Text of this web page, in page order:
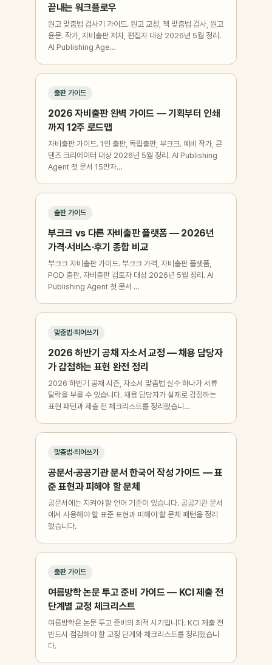
끝내는 워크플로우
원고 맞춤법 검사기 가이드. 원고 교정, 책 맞춤법 검사, 원고
윤문. 작가, 자비출판 저자, 편집자 대상 2026년 5월 정리.
AI Publishing Age…
출판 가이드
2026 자비출판 완벽 가이드 — 기획부터 인쇄
까지 12주 로드맵
자비출판 가이드. 1인 출판, 독립출판, 부크크. 예비 작가, 콘
텐츠 크리에이터 대상 2026년 5월 정리. AI Publishing
Agent 첫 문서 15만자…
출판 가이드
부크크 vs 다른 자비출판 플랫폼 — 2026년
가격·서비스·후기 종합 비교
부크크 자비출판 가이드. 부크크 가격, 자비출판 플랫폼,
POD 출판. 자비출판 검토자 대상 2026년 5월 정리. AI
Publishing Agent 첫 문서 …
맞춤법·띄어쓰기
2026 하반기 공채 자소서 교정 — 채용 담당자
가 감점하는 표현 완전 정리
2026 하반기 공채 시즌, 자소서 맞춤법 실수 하나가 서류
탈락을 부를 수 있습니다. 채용 담당자가 실제로 감점하는
표현 패턴과 제출 전 체크리스트를 정리했습니…
맞춤법·띄어쓰기
공문서·공공기관 문서 한국어 작성 가이드 — 표
준 표현과 피해야 할 문체
공문서에는 지켜야 할 언어 기준이 있습니다. 공공기관 문서
에서 사용해야 할 표준 표현과 피해야 할 문체 패턴을 정리
했습니다.
출판 가이드
여름방학 논문 투고 준비 가이드 — KCI 제출 전
단계별 교정 체크리스트
여름방학은 논문 투고 준비의 최적 시기입니다. KCI 제출 전
반드시 점검해야 할 교정 단계와 체크리스트를 정리했습니
다.